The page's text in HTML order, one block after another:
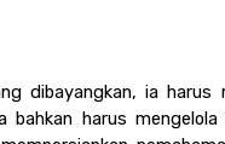
dibayangkan, ia harus
bahkan harus